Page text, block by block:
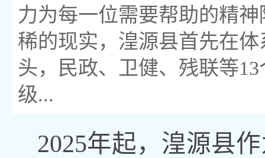
力为每一位需要帮助的精
稀的现实，湟源县首先在
头，民政、卫健、残联等
级...
2025年起，湟源县